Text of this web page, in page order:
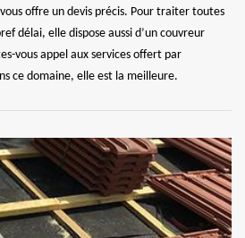
offre un devis précis. Pour traiter toutes
délai, elle dispose aussi d’un couvreur
vous appel aux services offert par
ce domaine, elle est la meilleure.